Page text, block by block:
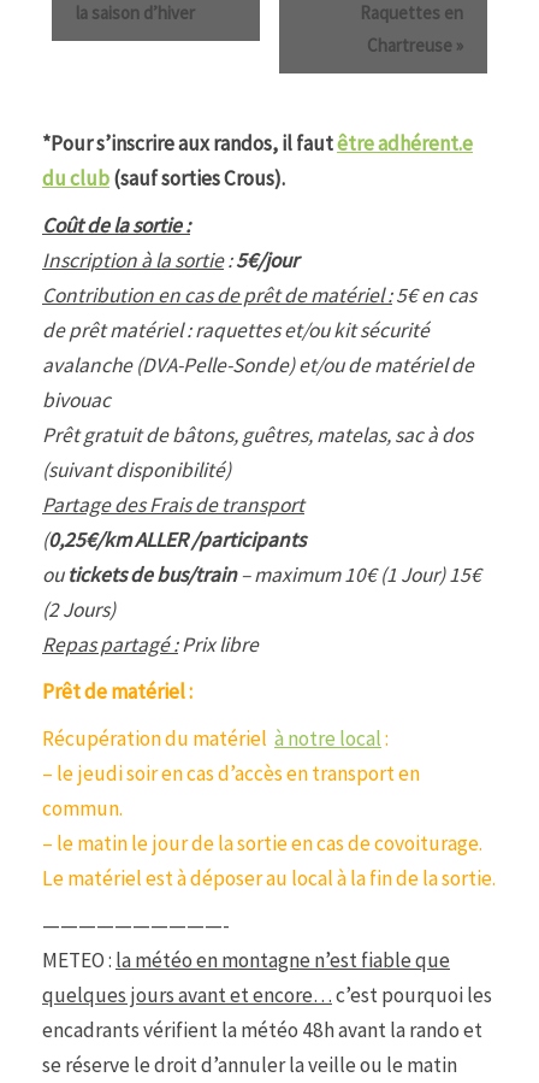
la saison d’hiver
Raquettes en
Chartreuse »
*Pour s’inscrire aux randos, il fautêtre adhérent.e
du club(sauf sorties Crous).
Coût de la sortie :
Inscription à la sortie:5€/jour
Contribution en cas de prêt de matériel :5€ en cas
de prêt matériel : raquettes et/ou kit sécurité
avalanche (DVA-Pelle-Sonde) et/ou de matériel de
bivouac
Prêt gratuit de bâtons, guêtres, matelas, sac à dos
(suivant disponibilité)
Partage des Frais de transport
(0,25€/km ALLER /participants
outickets de bus/train– maximum 10€ (1 Jour) 15€
(2 Jours)
Repas partagé :Prix libre
Prêt de matériel :
Récupération du matériel à notre local:
– le jeudi soir en cas d’accès en transport en
commun.
– le matin le jour de la sortie en cas de covoiturage.
Le matériel est à déposer au local à la fin de la sortie.
——————————-
METEO : la météo en montagne n’est fiable que
quelques jours avant et encore…c’est pourquoi les
encadrants vérifient la météo 48h avant la rando et
se réserve le droit d’annuler la veille ou le matin